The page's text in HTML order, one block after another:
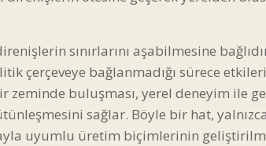
sınırlarını aşabilmesine
çerçeveye bağlanmadığı sürece etkileri
zeminde buluşması, yerel deneyim ile
sağlar. Böyle bir hat, yalnızca
uyumlu üretim biçimlerinin